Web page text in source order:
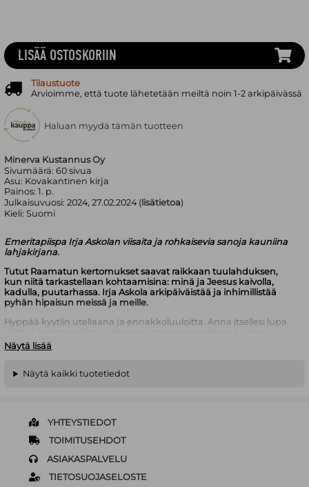
Minerva Kustannus Oy
Sivumäärä:60 sivua
Asu: Kovakantinen kirja
Painos:1. p.
Julkaisuvuosi:2024, 27.02.2024 ( lisätietoa)
Kieli:Suomi
Emeritapiispa Irja Askolan viisaita ja rohkaisevia sanoja kauniina
lahjakirjana.
Tutut Raamatun kertomukset saavat raikkaan tuulahduksen,
kun niitä tarkastellaan kohtaamisina: minä ja Jeesus kaivolla,
kadulla, puutarhassa. Irja Askola arkipäiväistää ja inhimillistää
pyhän hipaisun meissä ja meille.
Hyppää kyytiin uteliaana ja ennakkoluuloitta. Anna itsellesi lupa
varakkaan tarkentamaan asenteitaan ja elämäntapaansa.
Voimaannuttava kohtaaminen kaivolla, avautuminen öisellä
suojissa, helpottava vuoropuhelu pääsiäispuutarhan
siihen suuntaan, jonne olet jo haikaillut.
Kirja on isotekstinen.
Irja Askola
on teologi ja piispa emerita. Hän oli Suomen
Näytä lisää
LISÄÄ OSTOSKORIIN
Tilaustuote
Arvioimme, että tuote lähetetään meiltä noin 1-2 arkipäivässä
Haluan myydä tämän tuotteen
Näytä kaikki tuotetiedot
YHTEYSTIEDOT
TOIMITUSEHDOT
ASIAKASPALVELU
TIETOSUOJASELOSTE